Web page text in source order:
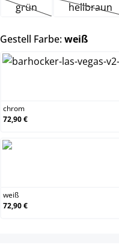
grün(Diese Option isthellbraun
(Diese
Gestell Farbe:weiß
chrom
72,90 €
weiß
72,90 €